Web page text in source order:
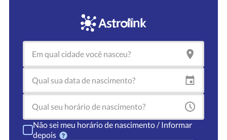
Não sei meu horário de nascimento / Informar
depois